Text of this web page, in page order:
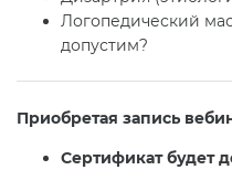
Логопедический
допустим?
Приобретая запись
Сертификат будет